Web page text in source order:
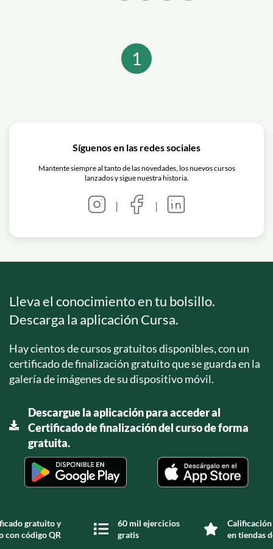
y mantener a tu audiencia enganchada
en la pista de baile.
1
Síguenos en las redes sociales
Mantente siempre al tanto de las novedades, los nuevos cursos
lanzados y sigue nuestra historia.
| |
Lleva el conocimiento en tu bolsillo.
Descarga la aplicación Cursa.
Hay cientos de cursos gratuitos disponibles, con un
certificado de finalización gratuito que se guarda en la
galería de imágenes de su dispositivo móvil.
Descargue la aplicación para acceder al
Certificado de finalización del curso de forma
gratuita.
gratuito y
con código QR
60 mil ejercicios
gratis
en tiendas